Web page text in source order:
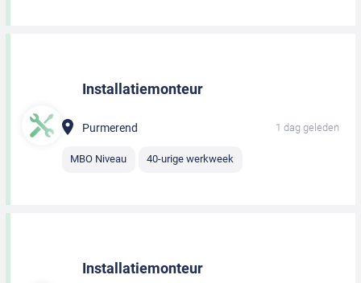
Installatiemonteur
Purmerend 1 dag geleden
MBO Niveau 40-urige werkweek
Installatiemonteur